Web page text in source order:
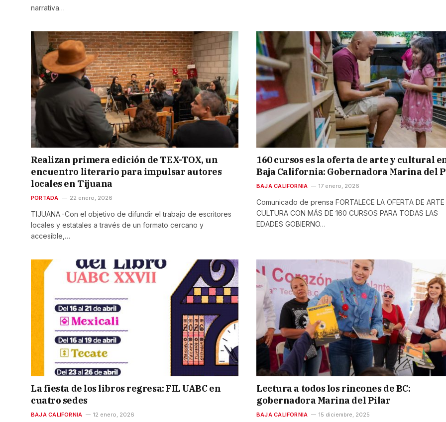
narrativa…
Realizan primera edición de TEX-TOX, un
encuentro literario para impulsar autores
locales en Tijuana
PORTADA 22 enero, 2026
TIJUANA.-Con el objetivo de difundir el trabajo de escritores
locales y estatales a través de un formato cercano y
accesible,…
160 cursos es la oferta de arte y cultural
Baja California: Gobernadora Marina del
BAJA CALIFORNIA 17 enero, 2026
Comunicado de prensa FORTALECE LA OFERTA DE ARTE
CULTURA CON MÁS DE 160 CURSOS PARA TODAS LAS
EDADES GOBIERNO…
La fiesta de los libros regresa: FIL UABC en
cuatro sedes
BAJA CALIFORNIA 12 enero, 2026
Lectura a todos los rincones de BC:
gobernadora Marina del Pilar
BAJA CALIFORNIA 15 diciembre, 2025